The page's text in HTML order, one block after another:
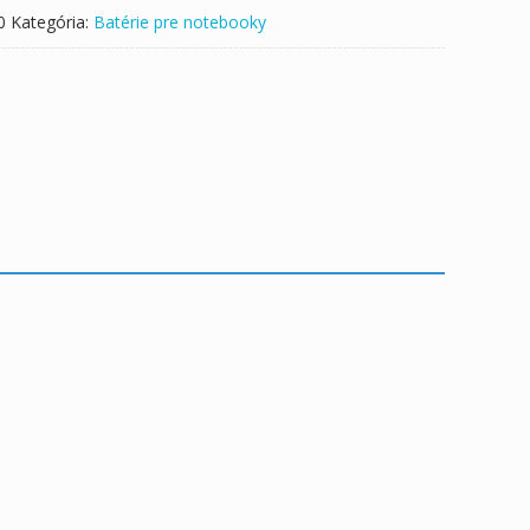
Kategória: Batérie pre notebooky